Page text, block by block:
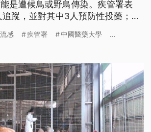
是遭候鳥或野鳥傳染。疾管署表
蹤，並對其中3人預防性投藥；染
案應為單一偶發事件，疫情暫無擴
感 疾管署 中國醫藥大學 ...